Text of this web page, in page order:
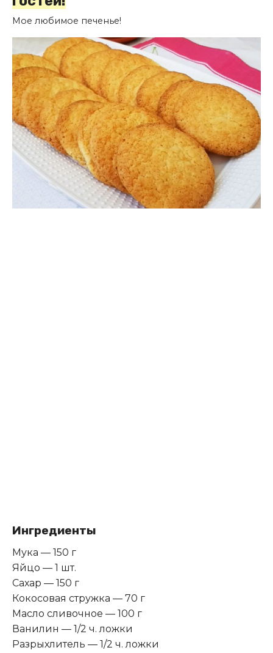
Мое любимое печенье!
Ингредиенты
Мука — 150 г
Яйцо — 1 шт.
Сахар — 150 г
Кокосовая стружка — 70 г
Масло сливочное — 100 г
Ванилин — 1/2 ч. ложки
Разрыхлитель — 1/2 ч. ложки